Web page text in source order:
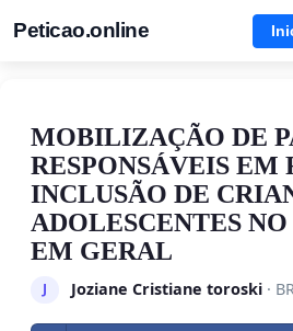
Peticao.online
MOBILIZAÇÃO DE
RESPONSÁVEIS EM
INCLUSÃO DE
ADOLESCENTES NO
EM GERAL
J Joziane Cristiane toroski· BR